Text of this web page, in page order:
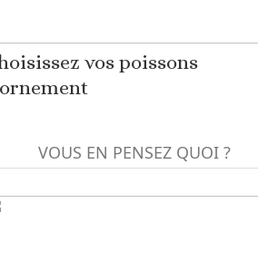
vos poissons
VOUS EN PENSEZ QUOI ?